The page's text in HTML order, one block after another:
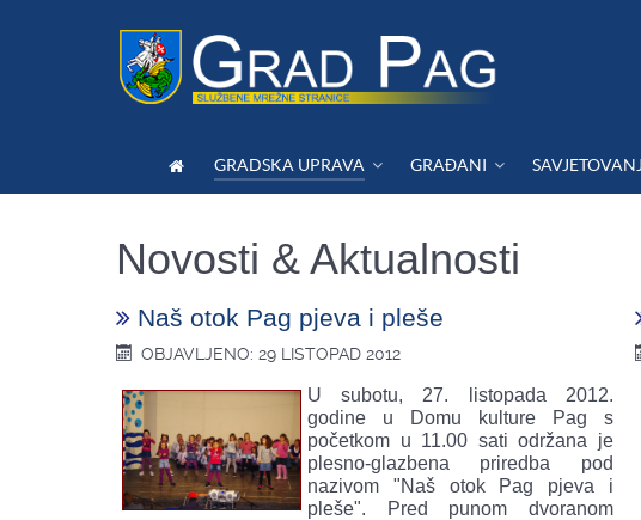
GRADSKA UPRAVA GRAĐANI
Novosti & Aktualnosti
Naš otok Pag pjeva i pleše
OBJAVLJENO: 29 LISTOPAD 2012
U subotu, 27. listopada 2012.
godine u Domu kulture Pag s
početkom u 11.00 sati održana je
plesno-glazbena priredba pod
nazivom "Naš otok Pag pjeva i
pleše". Pred punom dvoranom